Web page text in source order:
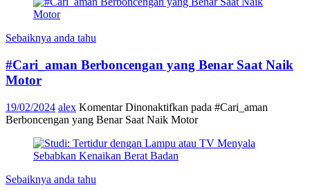
Sebaiknya anda tahu
#Cari_aman Berboncengan yang Benar Saat Naik
Motor
19/02/2024 alex Komentar Dinonaktifkan pada #Cari_aman
Berboncengan yang Benar Saat Naik Motor
Sebaiknya anda tahu